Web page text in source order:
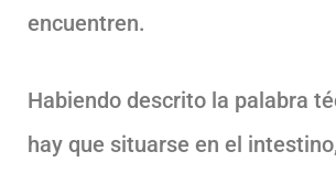
encuentren.
Habiendo descrito la palabra
hay que situarse en el